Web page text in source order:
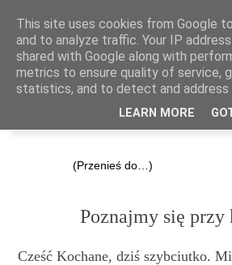
Poznajmy się przy
Cześć Kochane, dziś szybciutko.
This site uses cookies from Google
and to analyze traffic. Your IP
shared with Google along with
metrics to ensure quality of service,
statistics, and to detect and address
LEARN MORE